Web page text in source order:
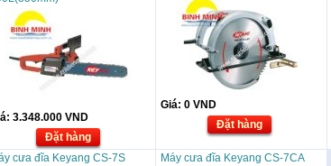
3.348.000 VND
Đặt hàng
Giá: 0 VND
Đặt hàng
cưa đĩa Keyang CS-7S Máy cưa đĩa Keyang CS-7CA